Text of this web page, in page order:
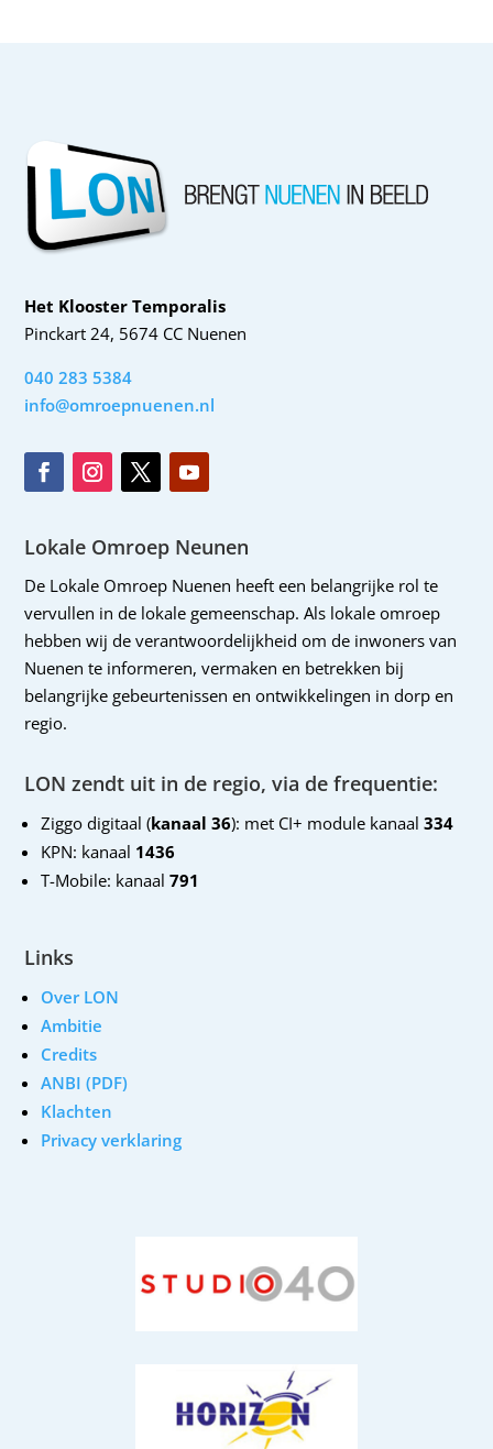
Het Klooster Temporalis
Pinckart 24, 5674 CC Nuenen
040 283 5384
info@omroepnuenen.nl
Lokale Omroep Neunen
De Lokale Omroep Nuenen heeft een belangrijke rol te
vervullen in de lokale gemeenschap. Als lokale omroep
hebben wij de verantwoordelijkheid om de inwoners van
Nuenen te informeren, vermaken en betrekken bij
belangrijke gebeurtenissen en ontwikkelingen in dorp en
regio.
LON zendt uit in de regio, via de frequentie:
Ziggo digitaal (kanaal 36): met CI+ module kanaal 334
KPN: kanaal 1436
T-Mobile: kanaal791
Links
Over LON
Ambitie
Credits
ANBI (PDF)
Klachten
Privacy verklaring